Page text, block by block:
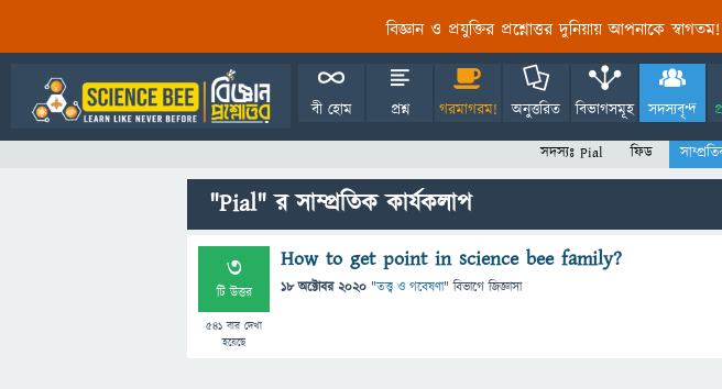
বিজ্ঞান ও প্রযুক্তির প্রশ্নোত্তর দুনিয়ায় আপনাকে
বী হোম প্রশ্ন গরমাগরম! অনুত্তরিত বিভাগসমূহ সদস্যবৃন্দ
সদস্যঃ Pial ফিড
"Pial" র সাম্প্রতিক কার্যকলাপ
3
টি উত্তর
541 বার দেখা
হয়েছে
How to get point in science bee family?
18 অক্টোবর 2020 "তত্ত্ব ও গবেষণা" বিভাগে জিজ্ঞাসা